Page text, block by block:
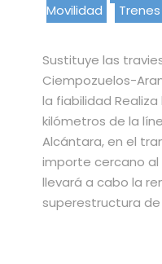
Movilidad
Trenes
Sustituye las
Ciempozuelos-
la fiabilidad
kilómetros de la
Alcántara, en el
importe cercano al
llevará a cabo la
superestructura